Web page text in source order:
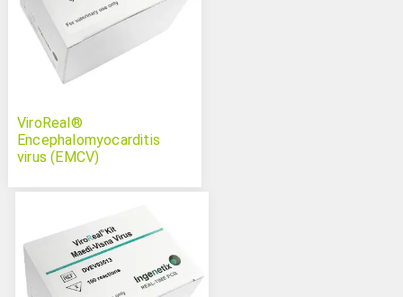
ViroReal®
Encephalomyocarditis
virus (EMCV)